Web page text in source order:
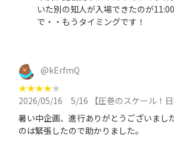
いた別の知人が入場できたのが
で・・もうタイミングです！
@kErfmQ
★★★★★
2026/05/16
5/16 【圧巻のスケール！日本の🇺🇸基地に行こう】横田基地
暑い中企画、進行ありがとうございまし
のは緊張したので助かりました。